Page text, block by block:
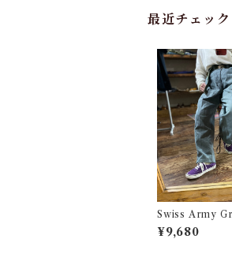
最近チェッ
Swiss Army
rk Pants / スイ
ニム ワーク パ
¥9,680